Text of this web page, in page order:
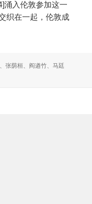
涌入伦敦参加这一
织在一起，伦敦成
、张荫桓、 阎遒竹、马廷